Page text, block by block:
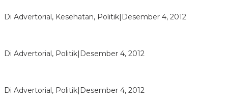
Di Advertorial, Kesehatan, Politik Desember 4, 2012
Di Advertorial, Politik Desember 4, 2012
Di Advertorial, Politik Desember 4, 2012